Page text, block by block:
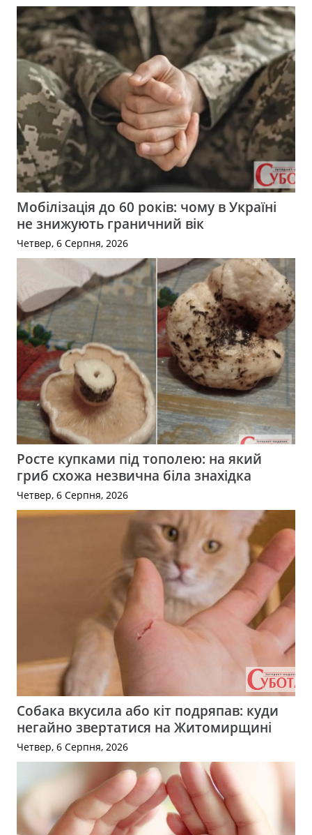
Мобілізація до 60 років: чому в Україні
не знижують граничний вік
Четвер, 6 Серпня, 2026
Росте купками під тополею: на який
гриб схожа незвична біла знахідка
Четвер, 6 Серпня, 2026
Собака вкусила або кіт подряпав: куди
негайно звертатися на Житомирщині
Четвер, 6 Серпня, 2026